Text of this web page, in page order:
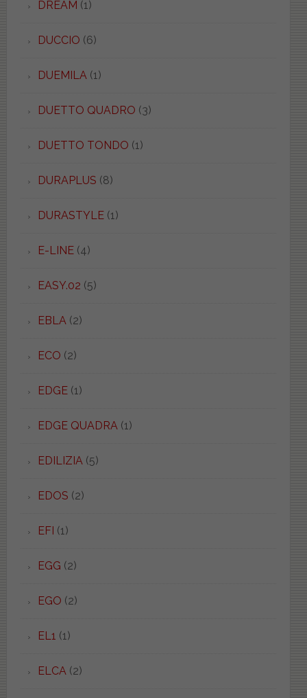
DREAM (1)
DUCCIO (6)
DUEMILA (1)
DUETTO QUADRO (3)
DUETTO TONDO (1)
DURAPLUS (8)
DURASTYLE(1)
E-LINE(4)
EASY.02 (5)
EBLA (2)
ECO (2)
EDGE(1)
EDGE QUADRA (1)
EDILIZIA (5)
EDOS (2)
EFI (1)
EGG (2)
EGO (2)
EL1 (1)
ELCA (2)